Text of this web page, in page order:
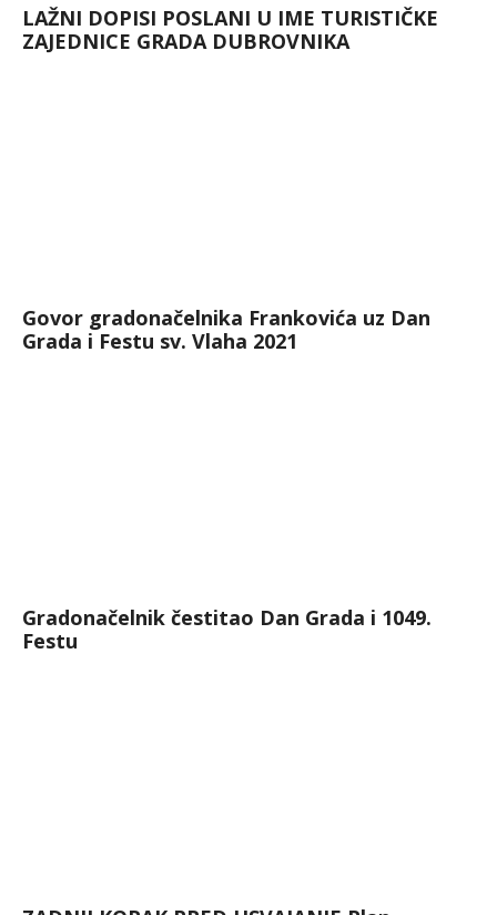
LAŽNI DOPISI POSLANI U IME TURISTIČKE
ZAJEDNICE GRADA DUBROVNIKA
Govor gradonačelnika Frankovića uz Dan
Grada i Festu sv. Vlaha 2021
Gradonačelnik čestitao Dan Grada i 1049.
Festu